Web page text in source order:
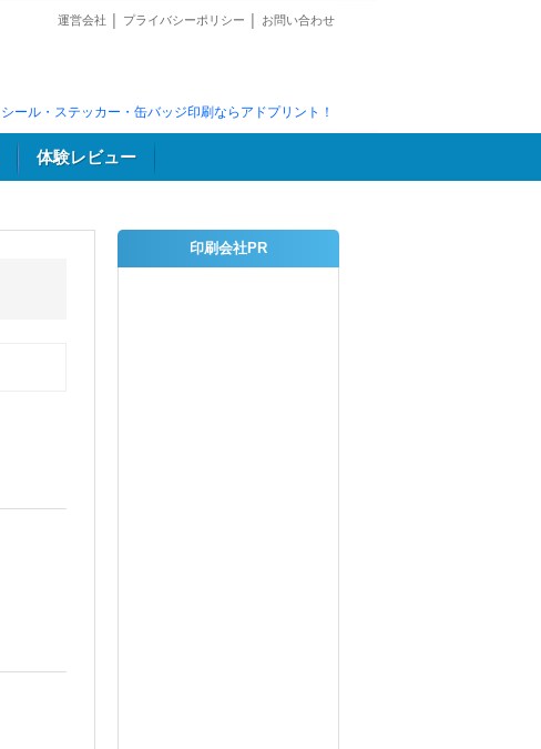
運営会社 プライバシーポリシー お問い合わせ
シール・ステッカー・缶バッジ印刷ならアドプリント！
体験レビュー
印刷会社PR